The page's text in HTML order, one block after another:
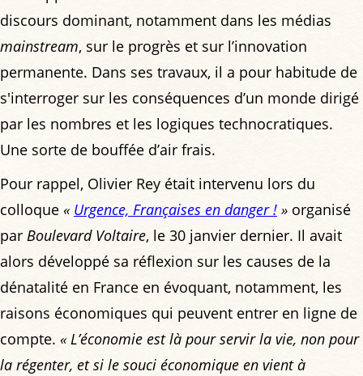
discours dominant, notamment dans les médias
mainstream, sur le progrès et sur l’innovation
permanente. Dans ses travaux, il a pour habitude de
s'interroger sur les conséquences d’un monde dirigé
par les nombres et les logiques technocratiques.
Une sorte de bouffée d’air frais.
Pour rappel, Olivier Rey était intervenu lors du
colloque « Urgence, Françaises en danger ! » organisé
par Boulevard Voltaire, le 30 janvier dernier. Il avait
alors développé sa réflexion sur les causes de la
dénatalité en France en évoquant, notamment, les
raisons économiques qui peuvent entrer en ligne de
compte. « L’économie est là pour servir la vie, non pour
la régenter, et si le souci économique en vient à